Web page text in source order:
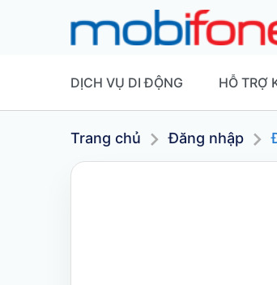
DỊCH VỤ DI ĐỘNG HỖ TRỢ
Trang chủ Đăng nhập